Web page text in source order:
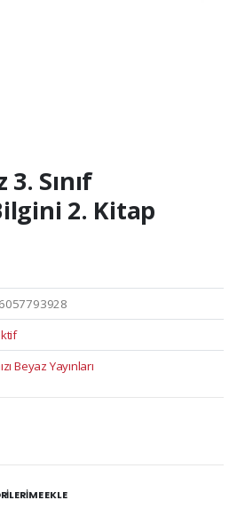
3. Sınıf
2. Kitap
Beyaz Yayınları
EKLE